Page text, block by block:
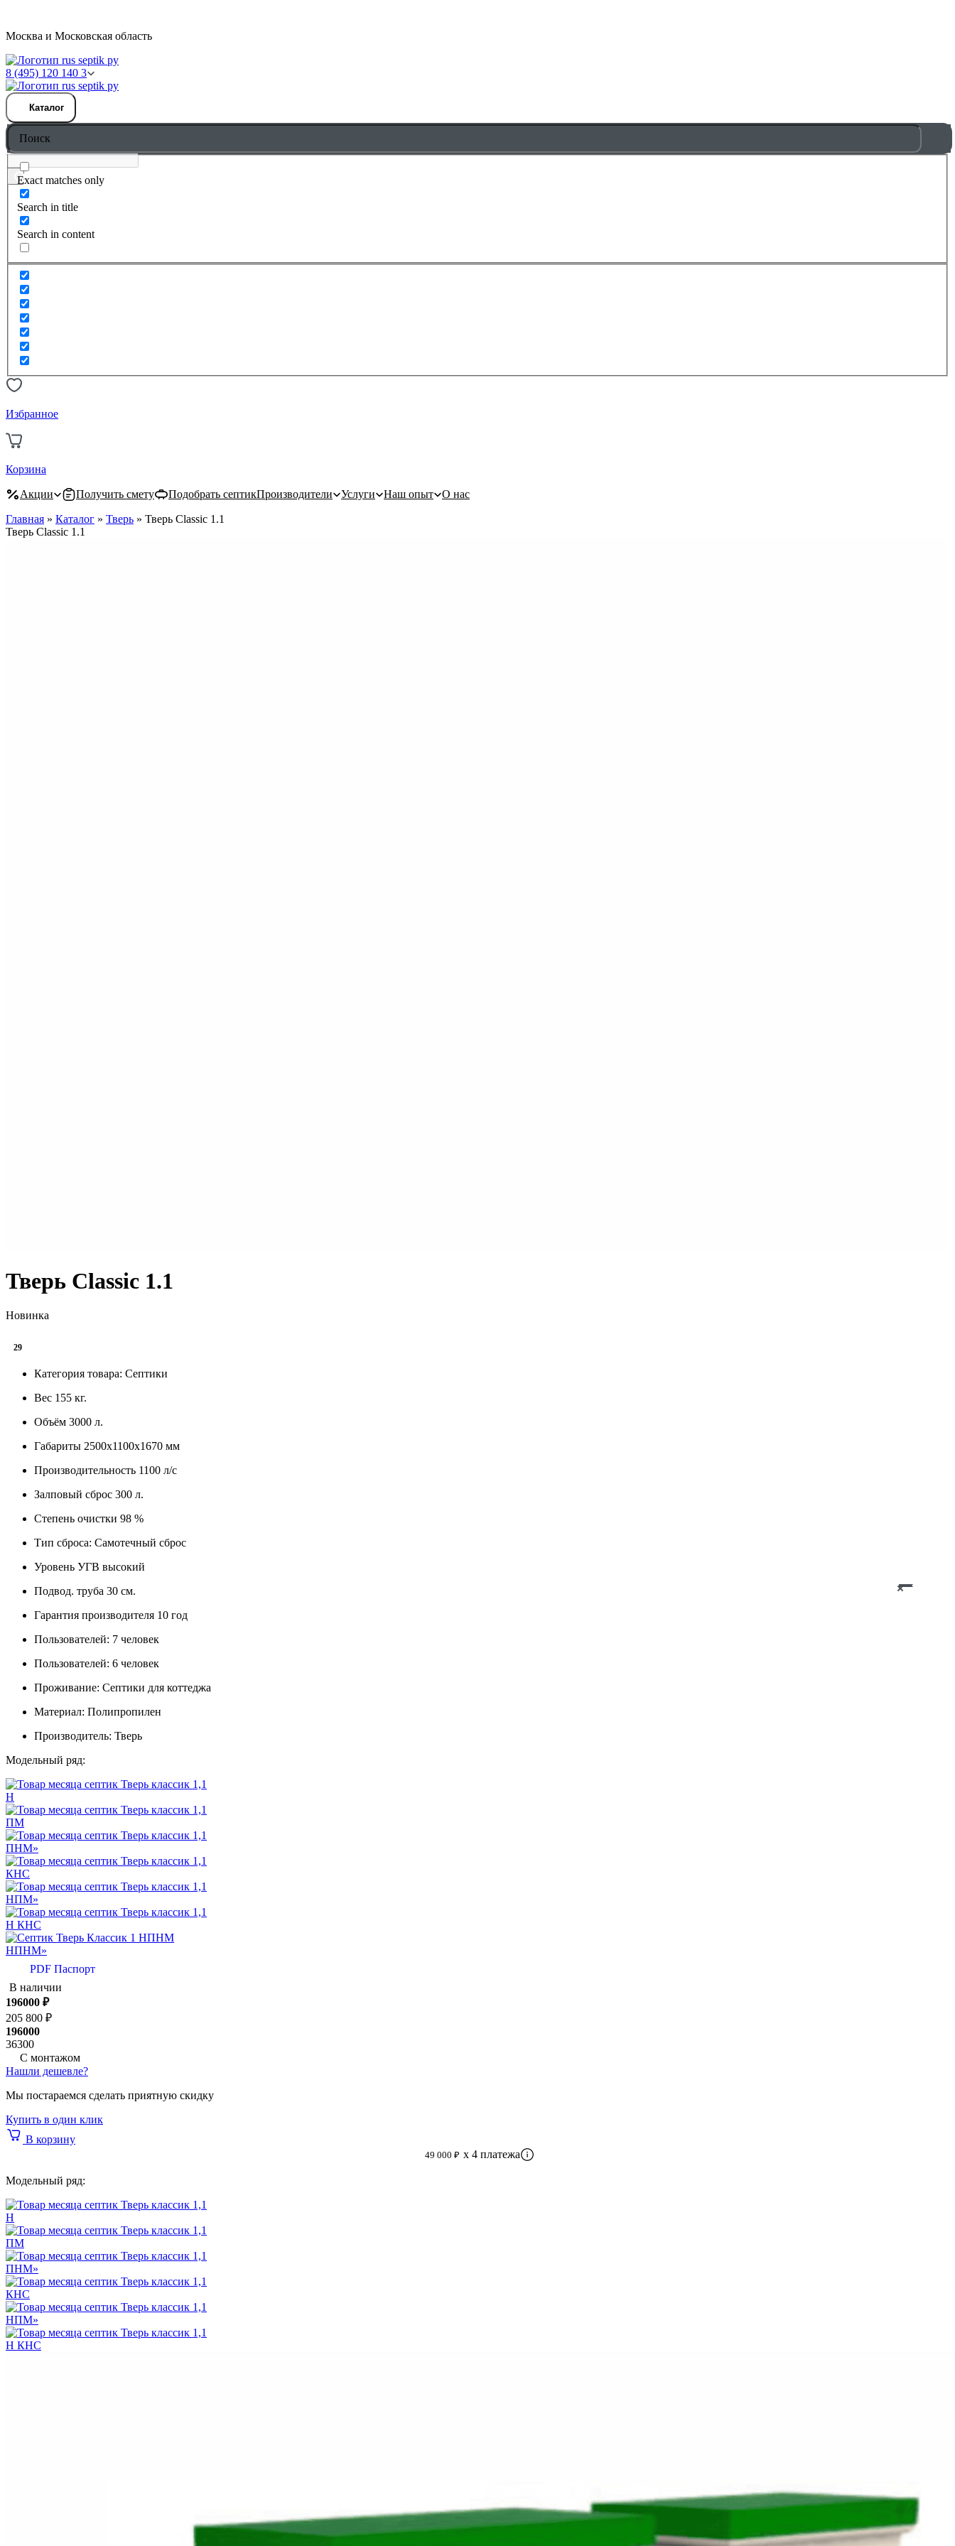
Москва и Московская область
8 (495) 120 140 3
Каталог
Exact matches only
Search in title
Search in content
Избранное
Корзина
Акции Получить смету Подобрать септикПроизводители Услуги Наш опыт О нас
Главная » Каталог » Тверь » Тверь Classic 1.1
Тверь Classic 1.1
Тверь Classic 1.1
Новинка
29
Категория товара: Септики
Вес 155 кг.
Объём 3000 л.
Габариты 2500х1100х1670 мм
Производительность 1100 л/с
Залповый сброс 300 л.
Степень очистки 98 %
Тип сброса: Самотечный сброс
Уровень УГВ высокий
Подвод. труба 30 см.
Гарантия производителя 10 год
Пользователей: 7 человек
Пользователей: 6 человек
Проживание: Септики для коттеджа
Материал: Полипропилен
Производитель: Тверь
Модельный ряд:
Н
ПМ
ПНМ»
КНС
НПМ»
Н КНС
НПНМ»
PDF Паспорт
В наличии
196000 ₽
205 800 ₽
196000
36300
С монтажом
Нашли дешевле?
Мы постараемся сделать приятную скидку
Купить в один клик
В корзину
49 000 ₽ x 4 платежа
Модельный ряд:
Н
ПМ
ПНМ»
КНС
НПМ»
Н КНС